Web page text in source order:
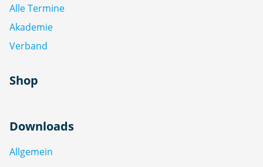
Alle Termine
Akademie
Verband
Shop
Downloads
Allgemein